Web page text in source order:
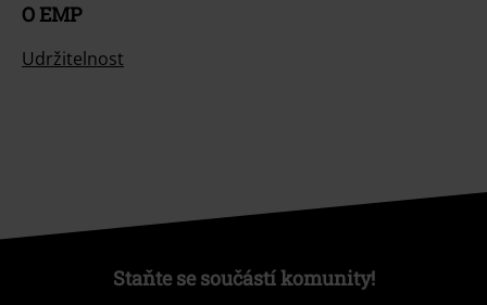
O EMP
Udržitelnost
Staňte se součástí komunity!